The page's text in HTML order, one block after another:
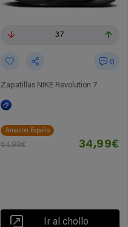
37
0
Zapatillas NIKE Revolution 7
Amazon España
64,99€ 34,99€
Ir al chollo